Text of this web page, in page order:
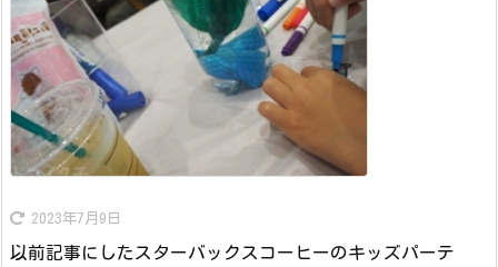
2023年7月9日
以前記事にしたスターバックスコーヒーのキッズパーテ